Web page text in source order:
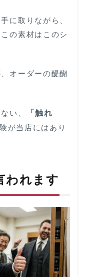
に取りながら、
の素材はこのシ
オーダーの醍醐
い、
「触れ
が当店にはあり
われます